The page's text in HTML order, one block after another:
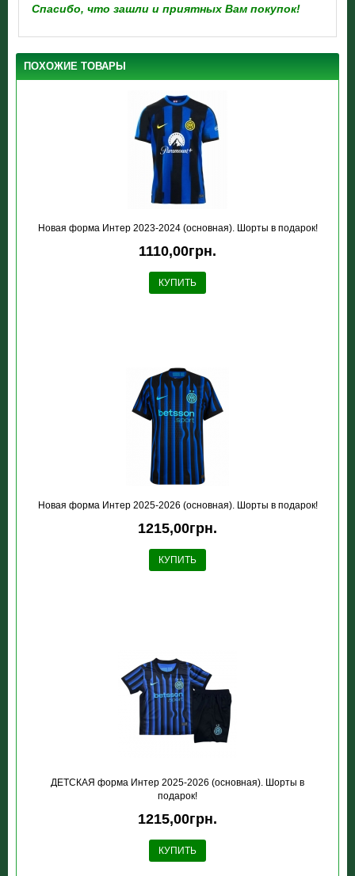
Спасибо, что зашли и приятных Вам покупок!
ПОХОЖИЕ ТОВАРЫ
Новая форма Интер 2023-2024 (основная). Шорты в подарок!
1110,00грн.
КУПИТЬ
Новая форма Интер 2025-2026 (основная). Шорты в подарок!
1215,00грн.
КУПИТЬ
ДЕТСКАЯ форма Интер 2025-2026 (основная). Шорты в
подарок!
1215,00грн.
КУПИТЬ